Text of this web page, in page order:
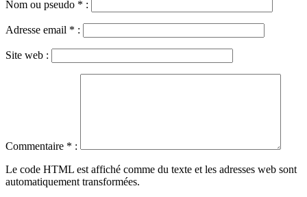
Nom ou pseudo * :
Adresse email * :
Site web :
Commentaire * :
Le code HTML est affiché comme du texte et les adresses web sont
automatiquement transformées.